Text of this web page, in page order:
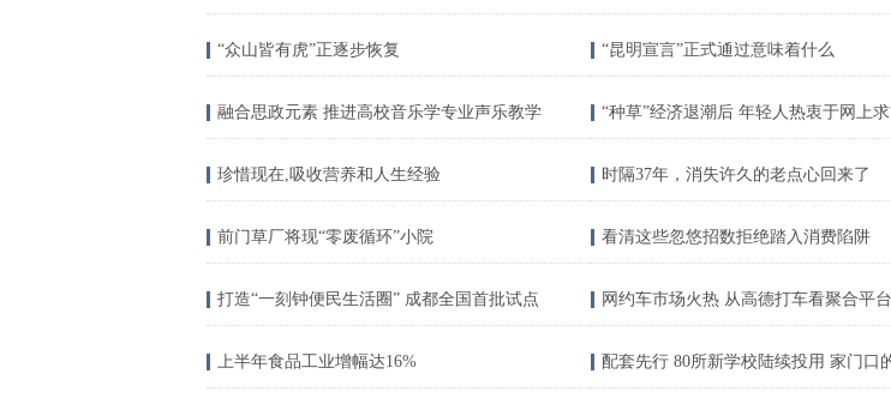
“众山皆有虎”正逐步恢复 “昆明宣言”正式通过意味着什么
融合思政元素 推进高校音乐学专业声乐教学
珍惜现在,吸收营养和人生经验 时隔37年，消失许久的老点心回来了
前门草厂将现“零废循环”小院 看清这些忽悠招数拒绝踏入消费陷阱
打造“一刻钟便民生活圈” 成都全国首批试点
上半年食品工业增幅达16%